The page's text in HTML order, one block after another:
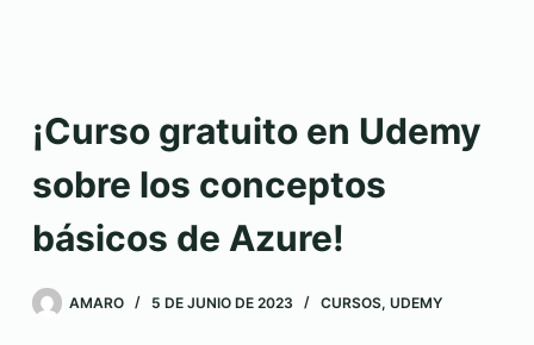
¡Curso gratuito en Udemy
sobre los conceptos
básicos de Azure!
AMARO 5 DE JUNIO DE 2023 CURSOS, UDEMY